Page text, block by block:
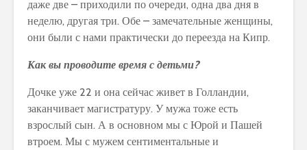
даже две – приходили по очереди, одна два дня в
неделю, другая три. Обе – замечательные женщины,
они были с нами практически до переезда на Кипр.
Как вы проводите время с детьми?
Дочке уже 22 и она сейчас живет в Голландии,
заканчивает магистратуру. У мужа тоже есть
взрослый сын. А в основном мы с Юрой и Пашей
втроем. Мы с мужем сентиментальные и